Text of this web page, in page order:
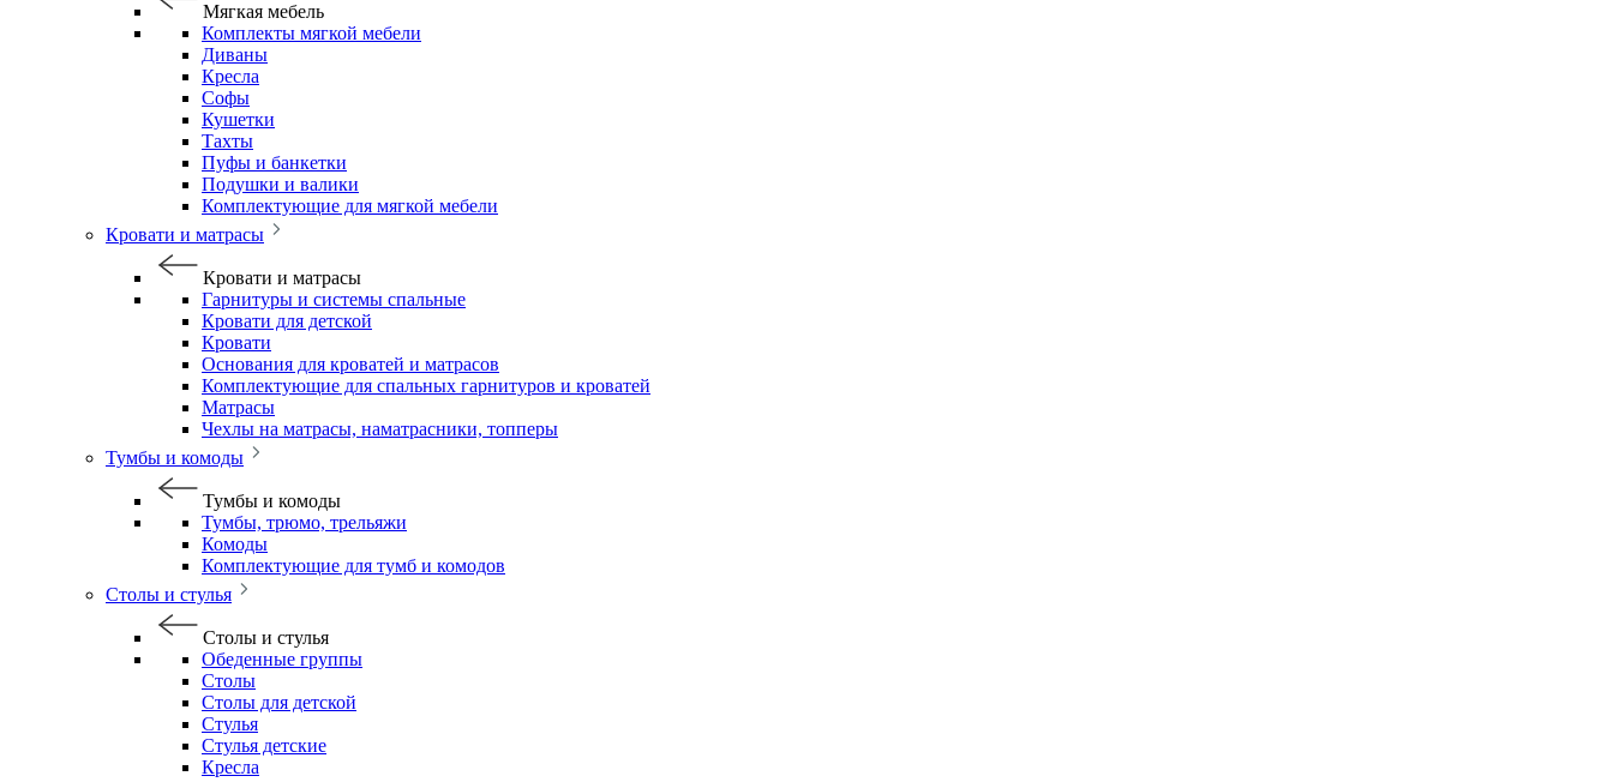
Мягкая мебель
Комплекты мягкой мебели
Диваны
Кресла
Софы
Кушетки
Тахты
Пуфы и банкетки
Подушки и валики
Комплектующие для мягкой мебели
Кровати и матрасы
Кровати и матрасы
Гарнитуры и системы спальные
Кровати для детской
Кровати
Основания для кроватей и матрасов
Комплектующие для спальных гарнитуров и кроватей
Матрасы
Чехлы на матрасы, наматрасники, топперы
Тумбы и комоды
Тумбы и комоды
Тумбы, трюмо, трельяжи
Комоды
Комплектующие для тумб и комодов
Столы и стулья
Столы и стулья
Обеденные группы
Столы
Столы для детской
Стулья
Стулья детские
Кресла